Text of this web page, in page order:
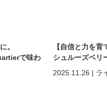
。
で味わ
【自信と力を
シュルーズベリ
2025.11.26 | ラ